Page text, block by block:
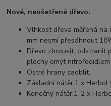
Nové, neošetřené dřevo:
Vlhkost dřeva měřená na
mm nesmí přesáhnout
Dřevo zbrousit, odstranit
plochy omýt
Ostré hrany zaoblit.
Základní nátěr:1 x Herbol
Konečný nátěr:1-2 x